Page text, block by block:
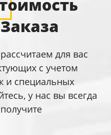
для вас
с учетом
и специальных
у нас вы всегда